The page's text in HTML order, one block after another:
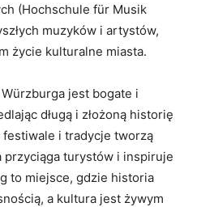
(Hochschule für Musik
muzyków i artystów,
życie kulturalne miasta.
jest bogate i
długą i złożoną historię
festiwale i tradycje tworzą
przyciąga turystów i inspiruje
to miejsce, gdzie historia
a kultura jest żywym